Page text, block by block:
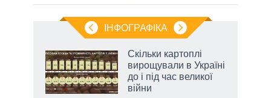
ІНФОГРАФІКА
Скільки картоплі
вирощували в Україні
до і під час великої
війни